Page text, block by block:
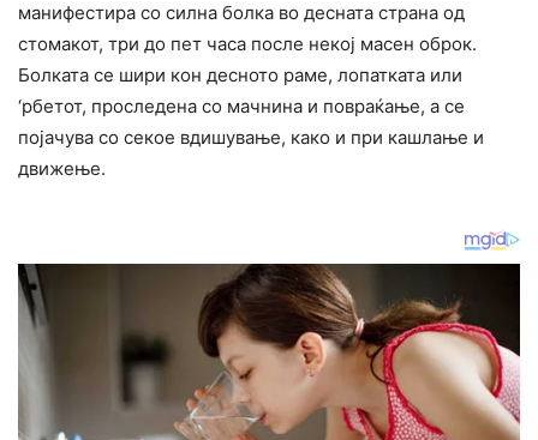
манифестира со силна болка во десната страна од
стомакот, три до пет часа после некој масен оброк.
Болката се шири кон десното раме, лопатката или
‘рбетот, проследена со мачнина и повраќање, а се
појачува со секое вдишување, како и при кашлање и
движење.